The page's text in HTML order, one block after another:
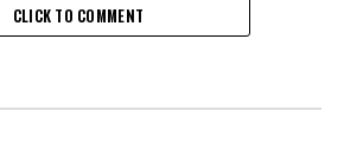
CLICK TO COMMENT